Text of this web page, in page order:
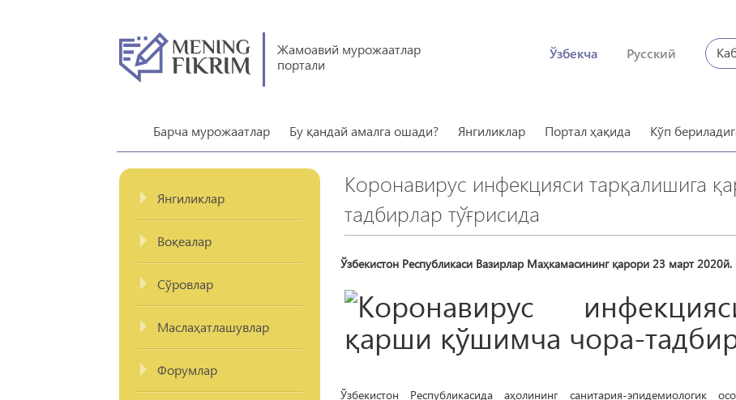
Жамоавий мурожаатлар
портали
Ўзбекча Русский
Барча мурожаатлар Бу қандай амалга ошади? Янгиликлар Портал ҳақида Кўп
Янгиликлар
Воқеалар
Сўровлар
Маслаҳатлашувлар
Форумлар
Коронавирус инфекцияси тарқалишига
тадбирлар тўғрисида
Ўзбекистон Республикаси Вазирлар Маҳкамасининг қарори 23 март
Ўзбекистон Республикасида аҳолининг санитария-эпидемиологик